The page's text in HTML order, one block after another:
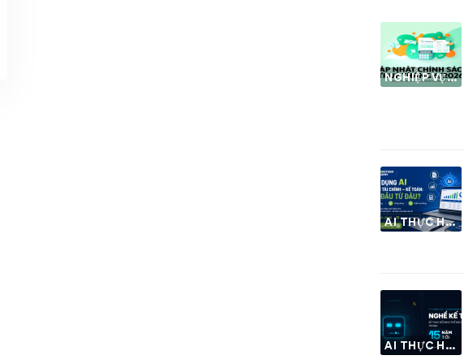
NGHIỆP VỤ KẾ TOÁN & THUẾ
AI THỰC HÀNH
AI THỰC HÀNH